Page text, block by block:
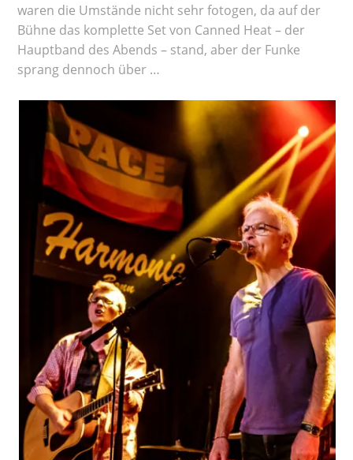
waren die Umstände nicht sehr fotogen, da auf der
Bühne das komplette Set von Canned Heat – der
Hauptband des Abends – stand, aber der Funke
sprang dennoch über …